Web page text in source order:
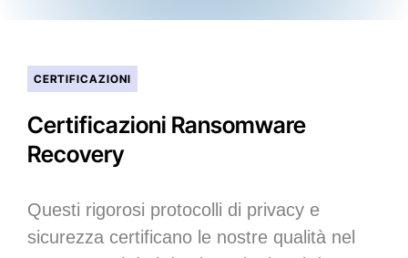
CERTIFICAZIONI
Certificazioni Ransomware
Recovery
Questi rigorosi protocolli di privacy e
sicurezza certificano le nostre qualità nel